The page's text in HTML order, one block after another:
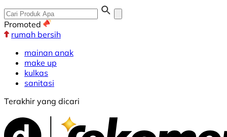
Promoted
rumah bersih
mainan anak
make up
kulkas
sanitasi
Terakhir yang dicari